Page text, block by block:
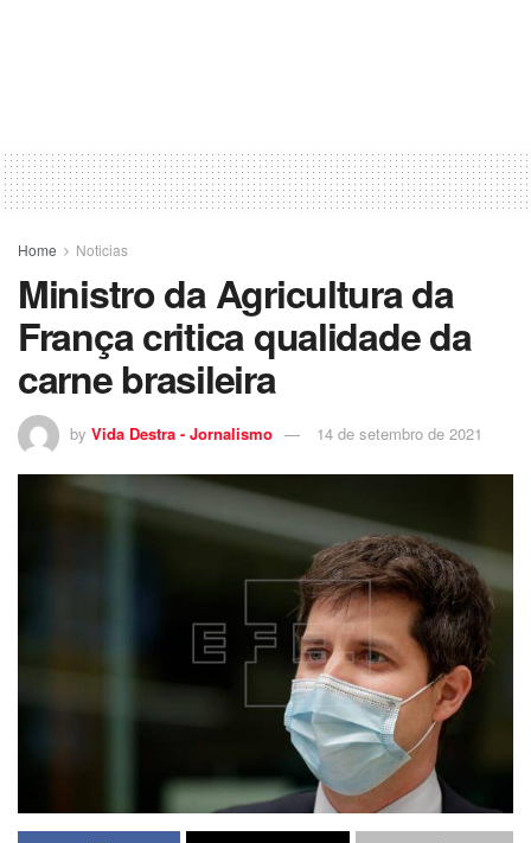
Home Noticias
Ministro da Agricultura da
França critica qualidade da
carne brasileira
by Vida Destra - Jornalismo 14 de setembro de 2021